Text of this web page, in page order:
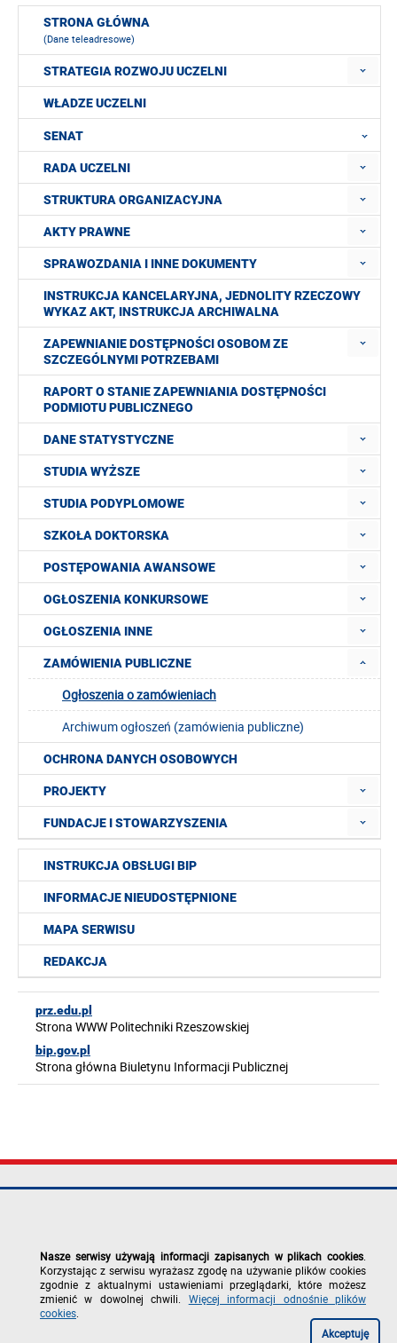
STRONA GŁÓWNA
(Dane teleadresowe)
STRATEGIA ROZWOJU UCZELNI
WŁADZE UCZELNI
SENAT
RADA UCZELNI
STRUKTURA ORGANIZACYJNA
AKTY PRAWNE
SPRAWOZDANIA I INNE DOKUMENTY
INSTRUKCJA KANCELARYJNA, JEDNOLITY RZECZOWY
WYKAZ AKT, INSTRUKCJA ARCHIWALNA
ZAPEWNIANIE DOSTĘPNOŚCI OSOBOM ZE
SZCZEGÓLNYMI POTRZEBAMI
RAPORT O STANIE ZAPEWNIANIA DOSTĘPNOŚCI
PODMIOTU PUBLICZNEGO
DANE STATYSTYCZNE
STUDIA WYŻSZE
STUDIA PODYPLOMOWE
SZKOŁA DOKTORSKA
POSTĘPOWANIA AWANSOWE
OGŁOSZENIA KONKURSOWE
OGŁOSZENIA INNE
ZAMÓWIENIA PUBLICZNE
Ogłoszenia o zamówieniach
Archiwum ogłoszeń (zamówienia publiczne)
OCHRONA DANYCH OSOBOWYCH
PROJEKTY
FUNDACJE I STOWARZYSZENIA
INSTRUKCJA OBSŁUGI BIP
INFORMACJE NIEUDOSTĘPNIONE
MAPA SERWISU
REDAKCJA
prz.edu.pl
Strona WWW Politechniki Rzeszowskiej
bip.gov.pl
Strona główna Biuletynu Informacji Publicznej
Politechnika
al. Powstańców
Warszawy 12
35-029 Rzeszów
tel.: +48 17 865
e-mail:
kancelaria@prz.edu.pl
Mapa serwisu
prywatności
Zgłoś błąd na
stronie
Nasze serwisy używają informacji zapisanych w plikach cookies
Korzystając z serwisu wyrażasz zgodę na używanie plików cookies
zgodnie z aktualnymi ustawieniami przeglądarki, które możesz
zmienić w dowolnej chwili. Więcej informacji odnośnie plików
cookies
Akceptuję